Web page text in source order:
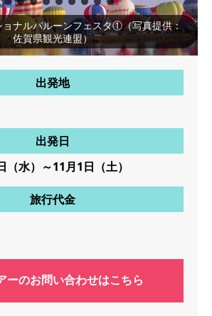
ョナルバルーンフェスタ①（写真提供：
佐賀県観光連盟）
出発地
出発日
水）～11月1日（土）
旅行代金
ーのお問い合わせはこちら